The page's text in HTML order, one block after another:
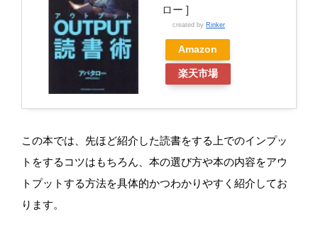
ロー ]
created by Rinker
Amazon
楽天市場
この本では、先ほど紹介した読書をする上でのインプッ
トをするコツはもちろん、本の選び方や本の内容をアウ
トプットする方法を具体的かつわかりやすく紹介してお
ります。